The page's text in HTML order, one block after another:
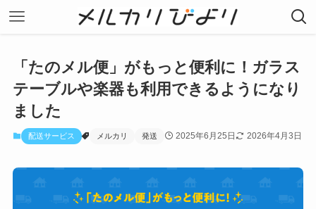
「たのメル便」がもっと便利に！ガラス
テーブルや楽器も利用できるようになり
ました
配送サービス メルカリ 発送 2025年6月25日 2026年4月3日